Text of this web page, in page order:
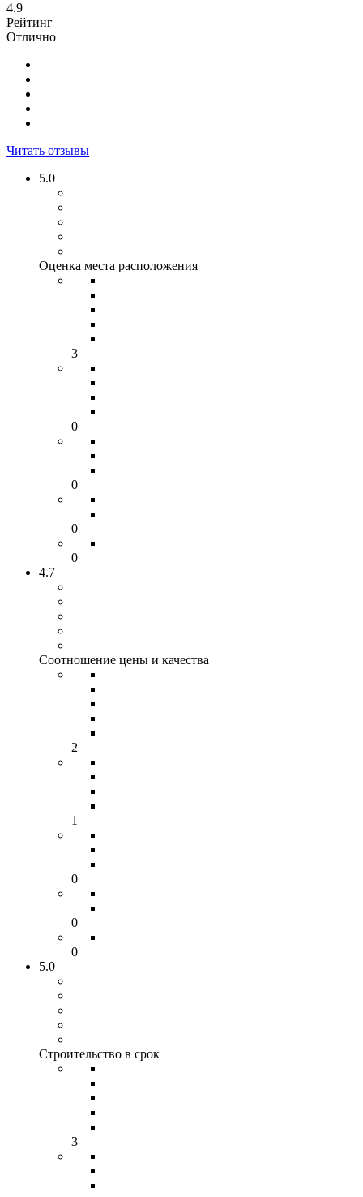
4.9
Рейтинг
Отлично
Читать отзывы
5.0
Оценка места расположения
3
0
0
0
0
4.7
Соотношение цены и качества
2
1
0
0
0
5.0
Строительство в срок
3